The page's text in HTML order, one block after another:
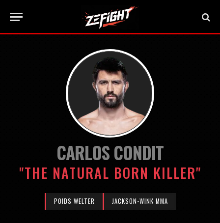
CARLOS CONDIT
"THE NATURAL BORN KILLER"
POIDS WELTER JACKSON-WINK MMA